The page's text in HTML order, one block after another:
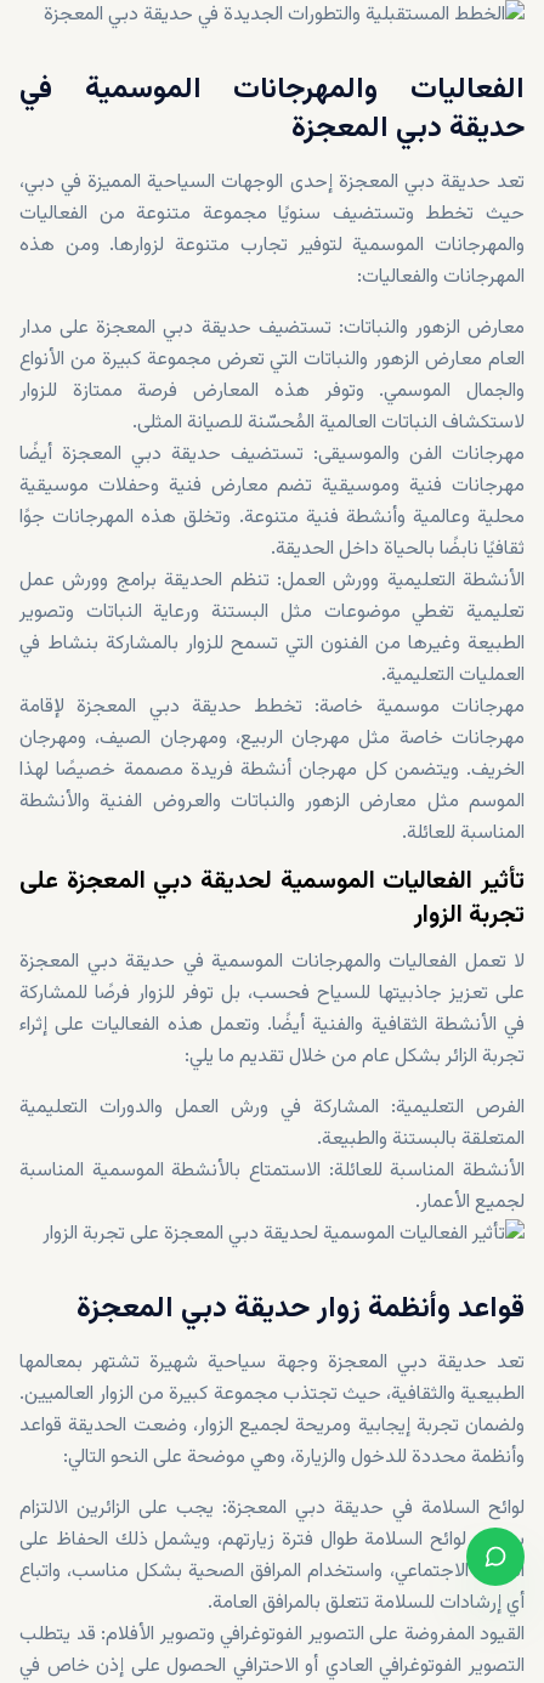
الفعاليات والمهرجانات الموسمية في
حديقة دبي المعجزة
تعد حديقة دبي المعجزة إحدى الوجهات السياحية المميزة في دبي،
حيث تخطط وتستضيف سنويًا مجموعة متنوعة من الفعاليات
والمهرجانات الموسمية لتوفير تجارب متنوعة لزوارها. ومن هذه
المهرجانات والفعاليات:
معارض الزهور والنباتات: تستضيف حديقة دبي المعجزة على مدار
العام معارض الزهور والنباتات التي تعرض مجموعة كبيرة من الأنواع
والجمال الموسمي. وتوفر هذه المعارض فرصة ممتازة للزوار
لاستكشاف النباتات العالمية المُحسّنة للصيانة المثلى.
مهرجانات الفن والموسيقى: تستضيف حديقة دبي المعجزة أيضًا
مهرجانات فنية وموسيقية تضم معارض فنية وحفلات موسيقية
محلية وعالمية وأنشطة فنية متنوعة. وتخلق هذه المهرجانات جوًا
ثقافيًا نابضًا بالحياة داخل الحديقة.
الأنشطة التعليمية وورش العمل: تنظم الحديقة برامج وورش عمل
تعليمية تغطي موضوعات مثل البستنة ورعاية النباتات وتصوير
الطبيعة وغيرها من الفنون التي تسمح للزوار بالمشاركة بنشاط في
العمليات التعليمية.
مهرجانات موسمية خاصة: تخطط حديقة دبي المعجزة لإقامة
مهرجانات خاصة مثل مهرجان الربيع، ومهرجان الصيف، ومهرجان
الخريف. ويتضمن كل مهرجان أنشطة فريدة مصممة خصيصًا لهذا
الموسم مثل معارض الزهور والنباتات والعروض الفنية والأنشطة
المناسبة للعائلة.
تأثير الفعاليات الموسمية لحديقة دبي المعجزة على
تجربة الزوار
لا تعمل الفعاليات والمهرجانات الموسمية في حديقة دبي المعجزة
على تعزيز جاذبيتها للسياح فحسب، بل توفر للزوار فرصًا للمشاركة
في الأنشطة الثقافية والفنية أيضًا. وتعمل هذه الفعاليات على إثراء
تجربة الزائر بشكل عام من خلال تقديم ما يلي:
الفرص التعليمية: المشاركة في ورش العمل والدورات التعليمية
المتعلقة بالبستنة والطبيعة.
الأنشطة المناسبة للعائلة: الاستمتاع بالأنشطة الموسمية المناسبة
لجميع الأعمار.
قواعد وأنظمة زوار حديقة دبي المعجزة
تعد حديقة دبي المعجزة وجهة سياحية شهيرة تشتهر بمعالمها
الطبيعية والثقافية، حيث تجتذب مجموعة كبيرة من الزوار العالميين.
ولضمان تجربة إيجابية ومريحة لجميع الزوار، وضعت الحديقة قواعد
وأنظمة محددة للدخول والزيارة، وهي موضحة على النحو التالي:
لوائح السلامة في حديقة دبي المعجزة: يجب على الزائرين الالتزام
بجميع لوائح السلامة طوال فترة زيارتهم، ويشمل ذلك الحفاظ على
التباعد الاجتماعي، واستخدام المرافق الصحية بشكل مناسب، واتباع
أي إرشادات للسلامة تتعلق بالمرافق العامة.
القيود المفروضة على التصوير الفوتوغرافي وتصوير الأفلام: قد يتطلب
التصوير الفوتوغرافي العادي أو الاحترافي الحصول على إذن خاص في